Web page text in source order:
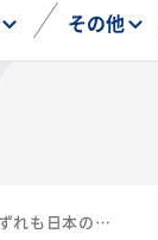
その他
北朝鮮が弾道ミサイル2発を発射 いずれも日本のEEZ外に落下（1月27日）